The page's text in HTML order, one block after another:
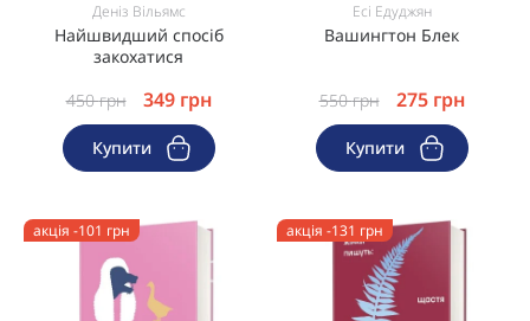
Деніз Вільямс
Найшвидший спосіб
закохатися
450грн 349 грн
Купити
Есі Едуджян
Вашингтон Блек
550грн 275 грн
Купити
акція -101 грн акція -131 грн